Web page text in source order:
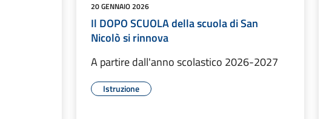
20 GENNAIO 2026
Il DOPO SCUOLA della scuola di San
Nicolò si rinnova
A partire dall'anno scolastico 2026-2027
Istruzione